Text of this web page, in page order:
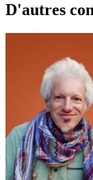
D'autres